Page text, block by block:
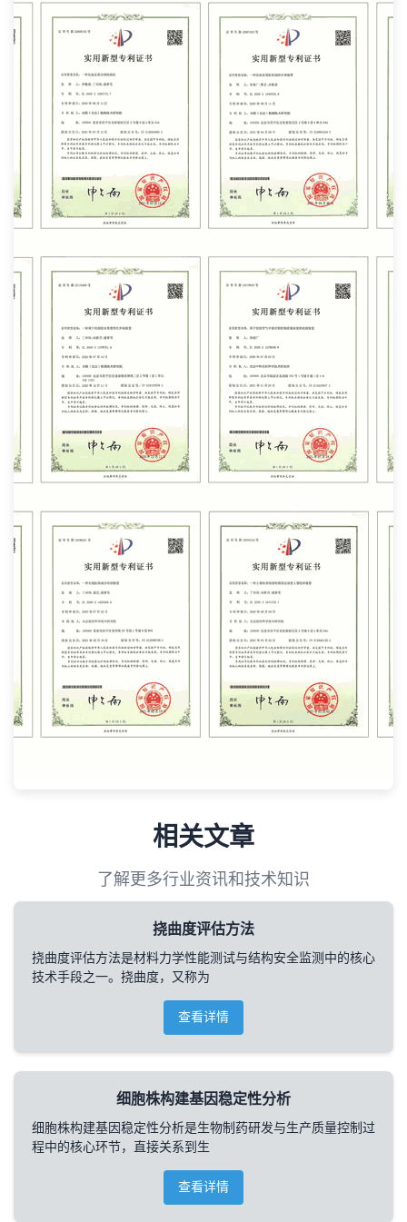
相关文章
了解更多行业资讯和技术知识
挠曲度评估方法
挠曲度评估方法是材料力学性能测试与结构安全监测中的核心
技术手段之一。挠曲度，又称为
查看详情
细胞株构建基因稳定性分析
细胞株构建基因稳定性分析是生物制药研发与生产质量控制过
程中的核心环节，直接关系到生
查看详情